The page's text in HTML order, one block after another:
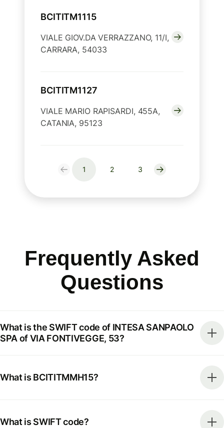
BCITITM1115
VIALE GIOV.DA VERRAZZANO, 11/I,
CARRARA, 54033
BCITITM1127
VIALE MARIO RAPISARDI, 455A,
CATANIA, 95123
1 2 3
Frequently Asked
Questions
What is the SWIFT code of INTESA SANPAOLO
SPA of VIA FONTIVEGGE, 53?
What is BCITITMMH15?
What is SWIFT code?